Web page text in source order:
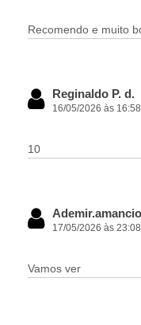
Recomendo e muito
Reginaldo P. d.
16/05/2026 às
10
Ademir.amancio
17/05/2026 às
Vamos ver